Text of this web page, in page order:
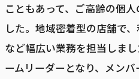
こともあって、ご高齢の個
した。地域密着型の店舗で
など幅広い業務を担当しま
ームリーダーとなり、メン